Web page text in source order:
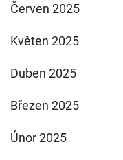
Červen 2025
Květen 2025
Duben 2025
Březen 2025
Únor 2025